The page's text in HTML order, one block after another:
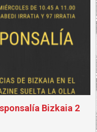
Bizkaia 2